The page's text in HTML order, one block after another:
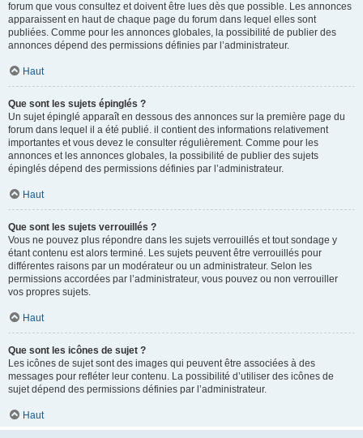
forum que vous consultez et doivent être lues dès que possible. Les annonces
apparaissent en haut de chaque page du forum dans lequel elles sont
publiées. Comme pour les annonces globales, la possibilité de publier des
annonces dépend des permissions définies par l’administrateur.
Haut
Que sont les sujets épinglés ?
Un sujet épinglé apparaît en dessous des annonces sur la première page du
forum dans lequel il a été publié. il contient des informations relativement
importantes et vous devez le consulter régulièrement. Comme pour les
annonces et les annonces globales, la possibilité de publier des sujets
épinglés dépend des permissions définies par l’administrateur.
Haut
Que sont les sujets verrouillés ?
Vous ne pouvez plus répondre dans les sujets verrouillés et tout sondage y
étant contenu est alors terminé. Les sujets peuvent être verrouillés pour
différentes raisons par un modérateur ou un administrateur. Selon les
permissions accordées par l’administrateur, vous pouvez ou non verrouiller
vos propres sujets.
Haut
Que sont les icônes de sujet ?
Les icônes de sujet sont des images qui peuvent être associées à des
messages pour refléter leur contenu. La possibilité d’utiliser des icônes de
sujet dépend des permissions définies par l’administrateur.
Haut